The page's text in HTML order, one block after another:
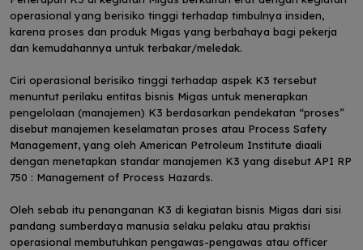
operasional yang berisiko tinggi terhadap timbulnya insiden,
karena proses dan produk Migas yang berbahaya bagi pekerja
dan kemudahannya untuk terbakar/meledak.
Ciri operasional berisiko tinggi terhadap aspek K3 tersebut
menuntut perilaku entitas bisnis Migas untuk menerapkan
pengelolaan (manajemen) K3 berdasarkan pendekatan “proses”
disebut manajemen keselamatan proses atau Process Safety
Management, yang oleh American Petroleum Institute diaali
dengan menetapkan standar manajemen K3 yang disebut API RP
750 : Management of Process Hazards.
Oleh sebab itu penanganan K3 di kegiatan bisnis Migas dari sisi
pandang sumberdaya manusia selaku pelaku atau praktisi
operasional membutuhkan pengawas-pengawas atau officer